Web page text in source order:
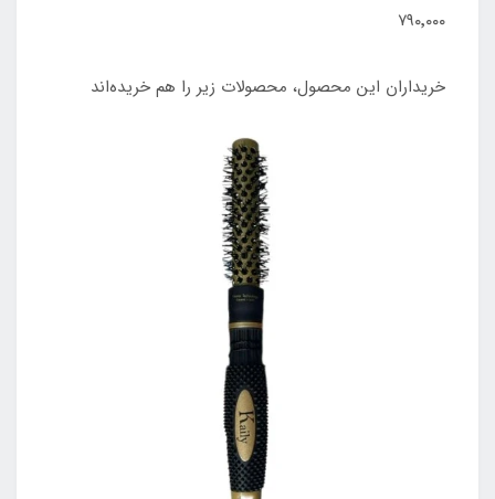
۷۹۰٬۰۰۰
خریداران این محصول، محصولات زیر را هم خریده‌اند